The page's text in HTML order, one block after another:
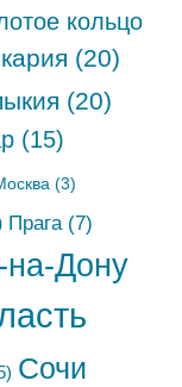
кольцо
(20)
(20)
(15)
(3)
Прага(7)
на-Дону
Сочи